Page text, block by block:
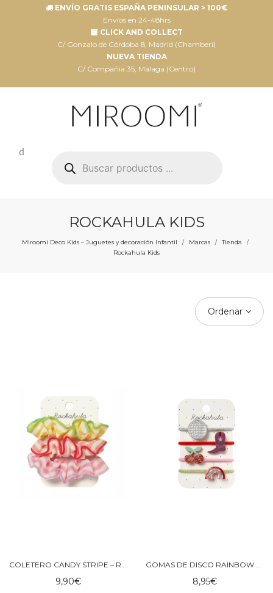
ENVÍO GRATIS ESPAÑA PENINSULAR > 100€
Envíos en 24-48hrs
CLICK AND COLLECT
C/ Gonzalo de Córdoba 8, Madrid (Chamberí)
NUEVA TIENDA
C/ Compañia 35, Málaga (Centro)
productos
ROCKAHULA KIDS
Miroomi Deco Kids – Juguetes y decoración Infantil / Marcas / Tienda /
Rockahula Kids
Ordenar
COLETERO CANDY STRIPE – ROCKAHULA
9,90€
GOMAS DE DISCO RAINBOW PONIES – ROCKAHULA
8,95€